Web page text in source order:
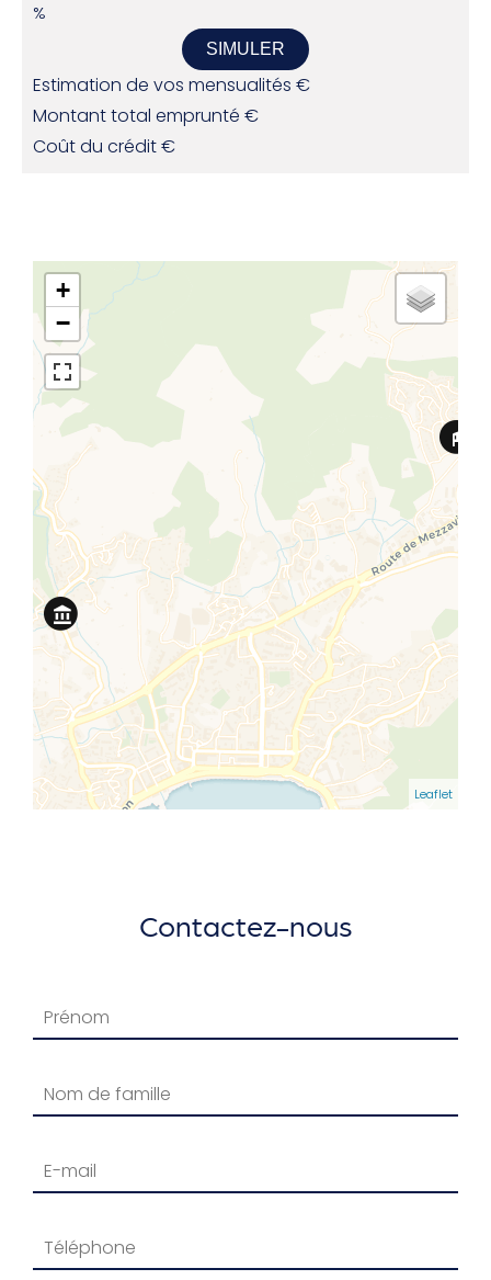
%
SIMULER
Estimation de vos mensualités €
Montant total emprunté €
Coût du crédit€
+
−
Leaflet
Contactez-nous